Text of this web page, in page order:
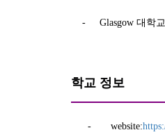
- Glasgow 대학교
학교 정보
- website: